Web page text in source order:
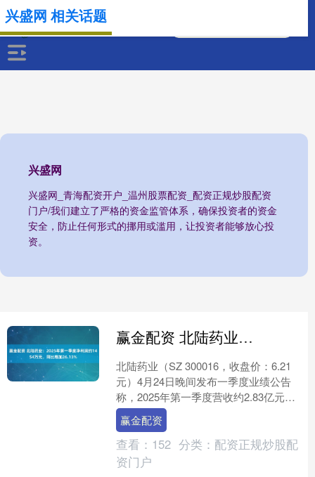
兴盛网
兴盛网_青海配资开户_温州股票配资_配资正规炒股配资
门户/我们建立了严格的资金监管体系，确保投资者的资金
安全，防止任何形式的挪用或滥用，让投资者能够放心投
资。
兴盛网 相关话题
赢金配资 北陆药业：2025年第一季度净利润约1454万元，同比增加26.13%
北陆药业（SZ 300016，收盘价：6.21
元）4月24日晚间发布一季度业绩公告
称，2025年第一季度营收约2.83亿元，
同比增加36.23%；归属于上市公司....
赢金配资
查看： 152 分类： 配资正规炒股配
资门户